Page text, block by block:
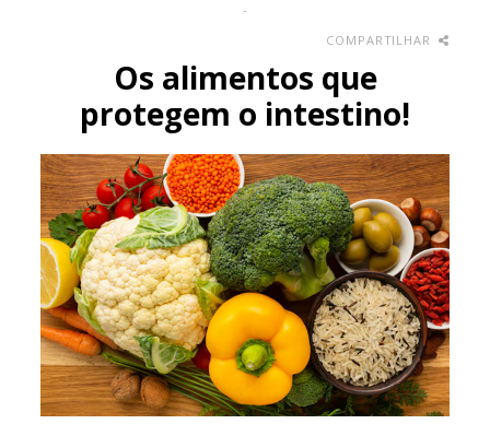
-
COMPARTILHAR
Os alimentos que
protegem o intestino!